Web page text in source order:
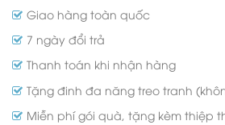
Giao hàng toàn quốc
7 ngày đổi trả
Thanh toán khi nhận hàng
Tặng đinh đa năng treo tranh
Miễn phí gói quà, tặng kèm thiệp